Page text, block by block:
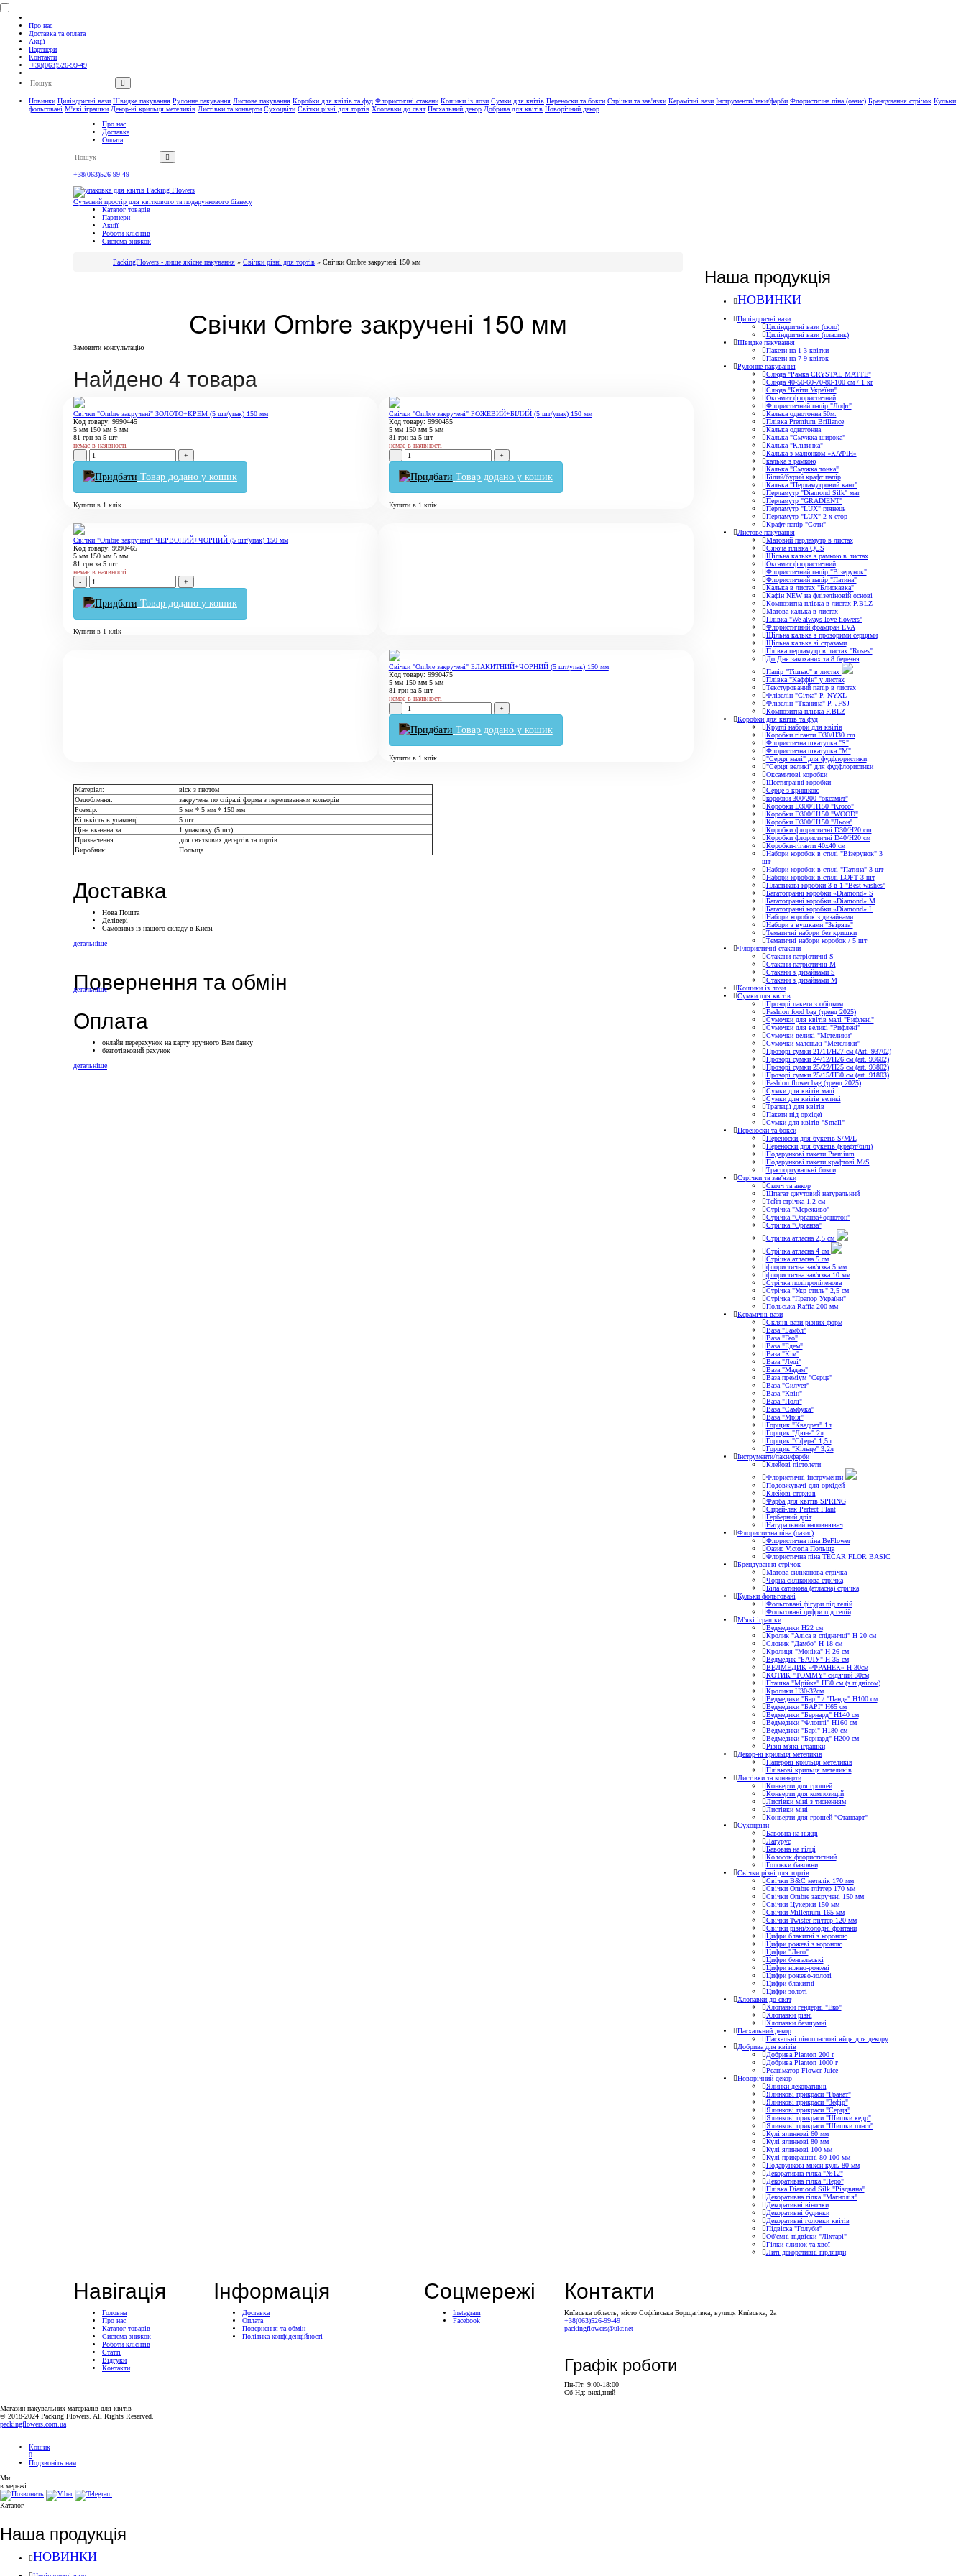
Про нас
Доставка та оплата
Акції
Партнери
Контакти
+38(063)526-99-49
Новинки Циліндричні вази Швидке пакування Рулонне пакування Листове пакування Коробки для квітів та фуд Флористичні стакани Кошики із лози Сумки для квітів Переноски та бокси Стрічки та зав'язки Керамічні вази Інструменти/лаки/фарби Флористична піна (оазис) Брендування стрічок Кульки
фольговані М'які іграшки Декор-ні крильця метеликів Листівки та конверти Сухоцвіти Свічки різні для тортів Хлопавки до свят Пасхальний декор Добрива для квітів Новорічний декор
Про нас
Доставка
Оплата
+38(063)526-99-49
Сучасний простір для квіткового та подарункового бізнесу
Каталог товарів
Партнери
Акції
Роботи клієнтів
Система знижок
PackingFlowers - лише якісне пакування » Свічки різні для тортів » Свічки Ombre закручені 150 мм
Свічки Ombre закручені 150 мм
Замовити консультацію
Найдено 4 товара
Свічки "Ombre закручені" ЗОЛОТО+КРЕМ (5 шт/упак) 150 мм
Код товару: 9990445
5 мм 150 мм 5 мм
81 грн за 5 шт
немає в наявності
-
+
Товар додано у кошик
Купити в 1 клік
Свічки "Ombre закручені" РОЖЕВИЙ+БІЛИЙ (5 шт/упак) 150 мм
Код товару: 9990455
5 мм 150 мм 5 мм
81 грн за 5 шт
немає в наявності
-
+
Товар додано у кошик
Купити в 1 клік
Свічки "Ombre закручені" ЧЕРВОНИЙ+ЧОРНИЙ (5 шт/упак) 150 мм
Код товару: 9990465
5 мм 150 мм 5 мм
81 грн за 5 шт
немає в наявності
-
+
Товар додано у кошик
Купити в 1 клік
Свічки "Ombre закручені" БЛАКИТНИЙ+ЧОРНИЙ (5 шт/упак) 150 мм
Код товару: 9990475
5 мм 150 мм 5 мм
81 грн за 5 шт
немає в наявності
-
+
Товар додано у кошик
Купити в 1 клік
Матеріал:
віск з гнотом
Оздоблення:
закручена по спіралі форма з переливанням кольорів
Розмір:
5 мм * 5 мм * 150 мм
Кількість в упаковці:
5 шт
Ціна вказана за:
1 упаковку (5 шт)
Призначення:
для святкових десертів та тортів
Виробник:
Польща
Доставка
Нова Пошта
Делівері
Самовивіз із нашого складу в Києві
детальніше
Повернення та обмін
детальніше
Оплата
онлайн перерахунок на карту зручного Вам банку
безготівковий рахунок
детальніше
Наша продукція
НОВИНКИ
Циліндричні вази
Циліндричні вази (скло)
Циліндричні вази (пластик)
Швидке пакування
Пакети на 1-3 квітки
Пакети на 7-9 квіток
Рулонне пакування
Слюда "Рамка CRYSTAL MATTE"
Слюда 40-50-60-70-80-100 см / 1 кг
Слюда "Квіти України"
Оксамит флористичний
Флористичний папір "Лофт"
Калька однотонна 50м.
Плівка Premium Brillance
Калька однотонна
Калька "Смужка широка"
Калька "Клітинка"
Калька з малюнком «КАФІН»
калька з рамкою
Калька "Смужка тонка"
Білий/бурий крафт папір
Калька "Перламутровий кант"
Перламутр "Diamond Silk" мат
Перламутр "GRADIENT"
Перламутр "LUX" глянець
Перламутр "LUX" 2-х стор
Крафт папір "Соти"
Листове пакування
Матовий перламутр в листах
Сяюча плівка QCS
Щільна калька з рамкою в листах
Оксамит флористичний
Флористичний папір "Візерунок"
Флористичний папір "Патина"
Калька в листах "Блискавка"
Кафін NEW на флізеліновій основі
Композитна плівка в листах Р.BLZ
Матова калька в листах
Плівка "We always love flowers"
Флористичний фоаміран EVA
Щільна калька з прозорими серцями
Щільна калька зі стразами
Плівка перламутр в листах "Roses"
До Дня закоханих та 8 березня
Папір "Тішью" в листах
Плівка "Каффін" у листах
Текстурований папір в листах
Флізелін "Сітка" P. NYXL
Флізелін "Тканина" P. JFSJ
Композитна плівка Р.BLZ
Коробки для квітів та фуд
Круглі набори для квітів
Коробки гіганти D30/H30 cm
Флористична шкатулка "S"
Флористична шкатулка "М"
"Серця малі" для фудфлористики
"Серця великі" для фудфлористики
Оксамитові коробки
Шестигранні коробки
Серце з кришкою
коробки 300/200 "оксамит"
Коробки D300/H150 "Kroco"
Коробки D300/H150 "WOOD"
Коробки D300/H150 "Льон"
Коробки флористичні D30/H20 cm
Коробки флористичні D40/H20 cм
Коробки-гіганти 40x40 см
Набори коробок в стилі "Візерунок" 3
шт
Набори коробок в стилі "Патина" 3 шт
Набори коробок в стилі LOFT 3 шт
Пластикові коробки 3 в 1 "Best wishes"
Багатогранні коробки «Diamond» S
Багатогранні коробки «Diamond» M
Багатогранні коробки «Diamond» L
Набори коробок з дизайнами
Набори з вушками "Звірята"
Тематичні набори без кришки
Тематичні набори коробок / 5 шт
Флористичні стакани
Стакани патріотичні S
Стакани патріотичні М
Стакани з дизайнами S
Стакани з дизайнами М
Кошики із лози
Сумки для квітів
Прозорі пакети з обідком
Fashion food bag (тренд 2025)
Сумочки для квітів малі "Рифлені"
Сумочки для великі "Рифлені"
Сумочки великі "Метелики"
Сумочки маленькі "Метелики"
Прозорі сумки 21/11/H27 см (Art. 93702)
Прозорі сумки 24/12/Н26 см (art. 93602)
Прозорі сумки 25/22/Н25 см (art. 93802)
Прозорі сумки 25/15/Н30 см (art. 91803)
Fashion flower bag (тренд 2025)
Сумки для квітів малі
Сумки для квітів великі
Трапеції для квітів
Пакети під орхідеї
Сумки для квітів "Small"
Переноски та бокси
Переноски для букетів S/M/L
Переноски для букетів (крафт/білі)
Подарункові пакети Premium
Подарункові пакети крафтові M/S
Траспортувальні бокси
Стрічки та зав'язки
Скотч та анкор
Шпагат джутовий натуральний
Тейп стрічка 1,2 см
Стрічка "Мереживо"
Стрічка "Органза+однотон"
Стрічка "Органза"
Стрічка атласна 2,5 см
Стрічка атласна 4 см
Стрічка атласна 5 см
флористична зав'язка 5 мм
флористична зав'язка 10 мм
Стрічка поліпропіленова
Стрічка "Укр стиль" 2,5 см
Стрічка "Прапор України"
Польська Raffia 200 мм
Керамічні вази
Скляні вази різних форм
Ваза "Бамбл"
Ваза "Гео"
Ваза "Едем"
Ваза "Кім"
Ваза "Леді"
Ваза "Мадам"
Ваза преміум "Серце"
Ваза "Силует"
Ваза "Квін"
Ваза "Полі"
Ваза "Самбука"
Ваза "Мрія"
Горщик "Квадрат" 1л
Горщик "Дюна" 2л
Горщик "Сфера" 1,5л
Горщик "Кільце" 3,2л
Інструменти/лаки/фарби
Клейові пістолети
Флористичні інструменти
Подовжувачі для орхідей
Клейові стержні
Фарба для квітів SPRING
Спрей-лак Perfect Plant
Герберний дріт
Натуральний наповнювач
Флористична піна (оазис)
Флористична піна BeFlower
Оазис Victoria Польща
Флористична піна TECAR FLOR BASIC
Брендування стрічок
Матова силіконова стрічка
Чорна силіконова стрічка
Біла сатинова (атласна) стрічка
Кульки фольговані
Фольговані фігури під гелій
Фольговані цифри під гелій
М'які іграшки
Ведмедики H22 см
Кролик "Аліса в спідничці" Н 20 см
Слоник "Дамбо" Н 18 см
Кролиця "Моніка" Н 26 см
Ведмедик "БАЛУ" Н 35 см
ВЕДМЕДИК «ФРАНЕК» H 30см
КОТИК "ТОMMY" сидячий 30см
Пташка "Мрійка" Н30 см (з підвісом)
Кролики Н30-32см
Ведмедики "Барі" / "Панда" Н100 см
Ведмедики "БАРІ" Н65 см
Ведмедики "Бернард" Н140 см
Ведмедики "Флоппі" Н160 см
Ведмедики "Барі" Н180 см
Ведмедики "Бернард" Н200 см
Різні м'які іграшки
Декор-ні крильця метеликів
Паперові крильця метеликів
Плівкові крильця метеликів
Листівки та конверти
Конверти для грошей
Конверти для композицій
Листівки міні з тисненням
Листівки міні
Конверти для грошей "Стандарт"
Сухоцвіти
Бавовна на ніжці
Лагурус
Бавовна на гілці
Колосок флористичний
Головки бавовни
Свічки різні для тортів
Свічки B&C металік 170 мм
Свічки Ombre гліттер 170 мм
Свічки Ombre закручені 150 мм
Свічки Цукерки 150 мм
Свічки Millenium 165 мм
Свічки Twister гліттер 120 мм
Свічки різні/холодні фонтани
Цифри блакитні з короною
Цифри рожеві з короною
Цифри "Лего"
Цифри бенгальські
Цифри ніжно-рожеві
Цифри рожево-золоті
Цифри блакитні
Цифри золоті
Хлопавки до свят
Хлопавки гендерні "Еко"
Хлопавки різні
Хлопавки безшумні
Пасхальний декор
Пасхальні пінопластові яйця для декору
Добрива для квітів
Добрива Planton 200 г
Добрива Planton 1000 г
Реаніматор Flower Juice
Новорічний декор
Ялинки декоративні
Ялинкові прикраси "Гранат"
Ялинкові прикраси "Зефір"
Ялинкові прикраси "Серця"
Ялинкові прикраси "Шишки кедр"
Ялинкові прикраси "Шишки пласт"
Кулі ялинкові 60 мм
Кулі ялинкові 80 мм
Кулі ялинкові 100 мм
Кулі прикрашені 80-100 мм
Подарункові мікси куль 80 мм
Декоративна гілка "№12"
Декоративна гілка "Перо"
Плівка Diamond Silk "Різдвяна"
Декоративна гілка "Магнолія"
Декоративні віночки
Декоративні будинки
Декоративні головки квітів
Підвіска "Голуби"
Об'ємні підвіски "Ліхтарі"
Гілки ялинок та хвої
Литі декоративні гірлянди
Навігація
Головна
Про нас
Каталог товарів
Система знижок
Роботи клієнтів
Статті
Відгуки
Контакти
Інформація
Доставка
Оплата
Повернення та обмін
Політика конфіденційності
Соцмережі
Instagram
Facebook
Контакти
Київська область, місто Софіївська Борщагівка, вулиця Київська, 2а
+38(063)526-99-49
packingflowers@ukr.net
Графік роботи
Пн-Пт: 9:00-18:00
Сб-Нд: вихідний
Магазин пакувальних матеріалів для квітів
© 2018-2024 Packing Flowers. All Rights Reserved.
packingflowers.com.ua
Кошик
0
Подзвоніть нам
Ми
в мережі
Каталог
Наша продукція
НОВИНКИ